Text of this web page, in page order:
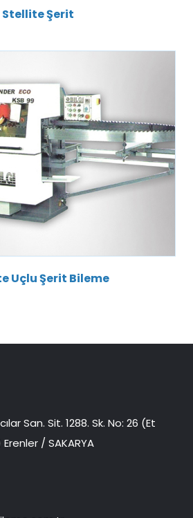
Stellite Şerit
Uçlu Şerit Bileme
San. Sit. 1288. Sk. No: 26 (Et
Erenler / SAKARYA